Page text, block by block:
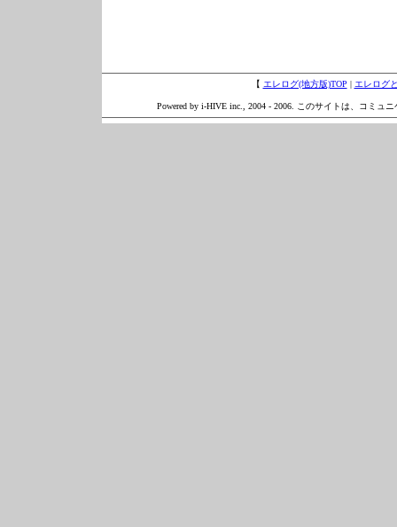
【 エレログ(地方版)TOP | エレログ
Powered by i-HIVE inc., 2004 - 2006. このサイトは、コミュ